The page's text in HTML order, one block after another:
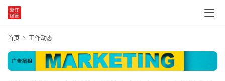
首页 工作动态